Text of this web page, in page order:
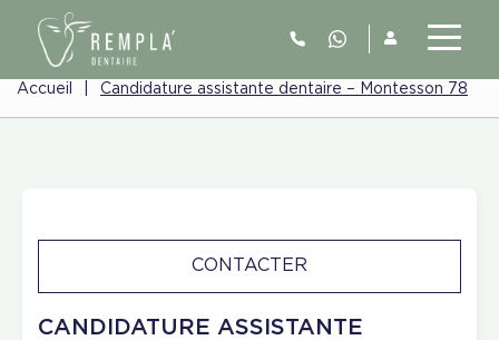
Accueil Candidature assistante dentaire – Montesson 78
CANDIDATURE ASSISTANTE
CONTACTER